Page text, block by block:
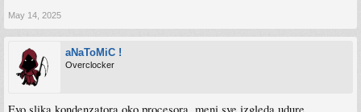
May 14, 2025
aNaToMiC !
Overclocker
Evo slika kondenzatora oko procesora, meni sve izgleda udure..